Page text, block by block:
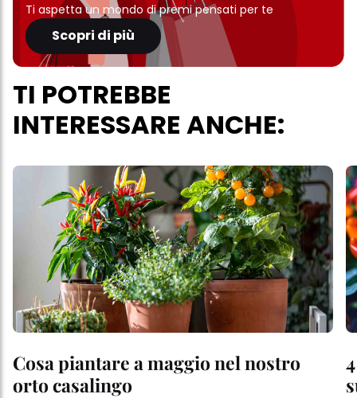
Ti aspetta un mondo di premi pensati per te
Scopri di più
TI POTREBBE
INTERESSARE ANCHE:
Cosa piantare a maggio nel nostro
orto casalingo